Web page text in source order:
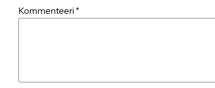
Kommenteeri *